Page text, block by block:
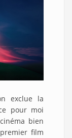
exclue la
pour moi
bien
film